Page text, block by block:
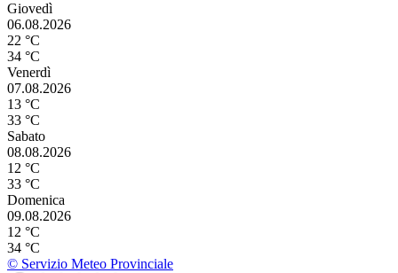
Giovedì
06.08.2026
22 °C
34 °C
Venerdì
07.08.2026
13 °C
33 °C
Sabato
08.08.2026
12 °C
33 °C
Domenica
09.08.2026
12 °C
34 °C
© Servizio Meteo Provinciale